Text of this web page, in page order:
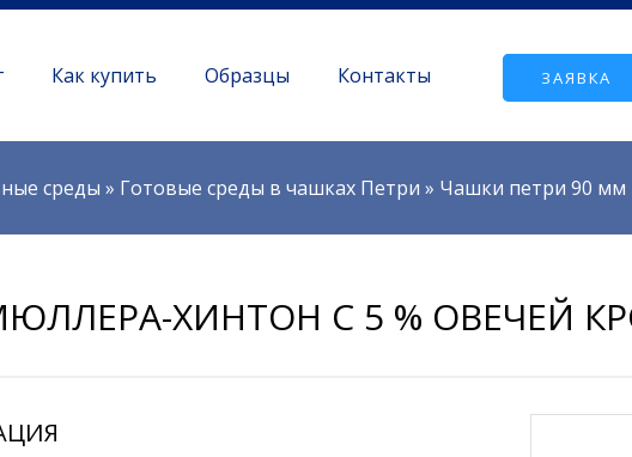
Как купить Образцы Контакты ЗАЯВКА
среды » Готовые среды в чашках Петри » Чашки петри 90 мм
ХИНТОН С 5 % ОВЕЧЕЙ